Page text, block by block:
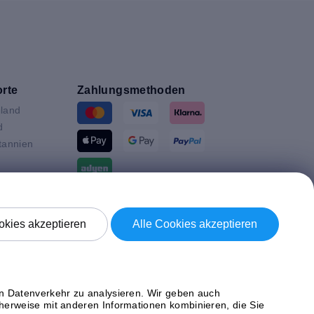
Zahlungsmethoden
Versand mit
akzeptieren
Alle Cookies akzeptieren
Datenverkehr zu analysieren. Wir geben auch
mit anderen Informationen kombinieren, die Sie